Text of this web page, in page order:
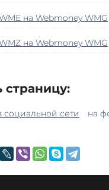
на Webmoney WMG
на Webmoney WMG
страницу:
социальной сети
на